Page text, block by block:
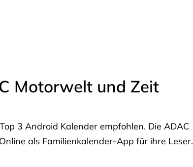
Motorwelt und Zeit
3 Android Kalender empfohlen. Die ADAC
als Familienkalender-App für ihre Leser.